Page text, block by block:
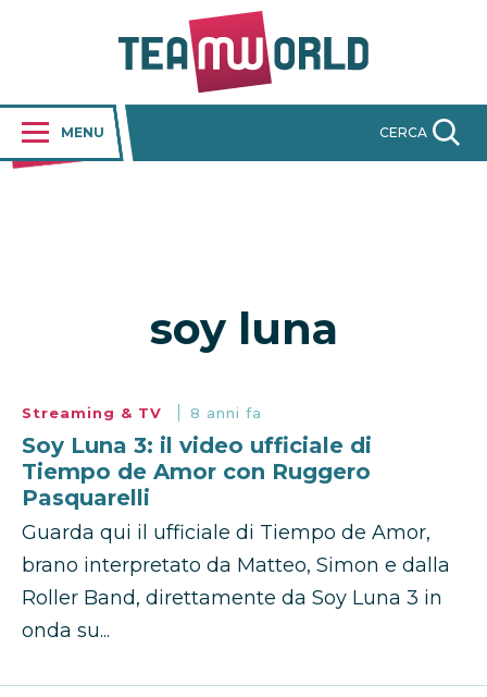
MENU CERCA
soy luna
Streaming & TV 8 anni fa
Soy Luna 3: il video ufficiale di
Tiempo de Amor con Ruggero
Pasquarelli
Guarda qui il ufficiale di Tiempo de Amor,
brano interpretato da Matteo, Simon e dalla
Roller Band, direttamente da Soy Luna 3 in
onda su...